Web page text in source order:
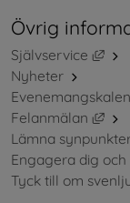
Övrig
Självservice
Nyheter
Felanmälan
Lämna
Engagera dig
Tyck till om